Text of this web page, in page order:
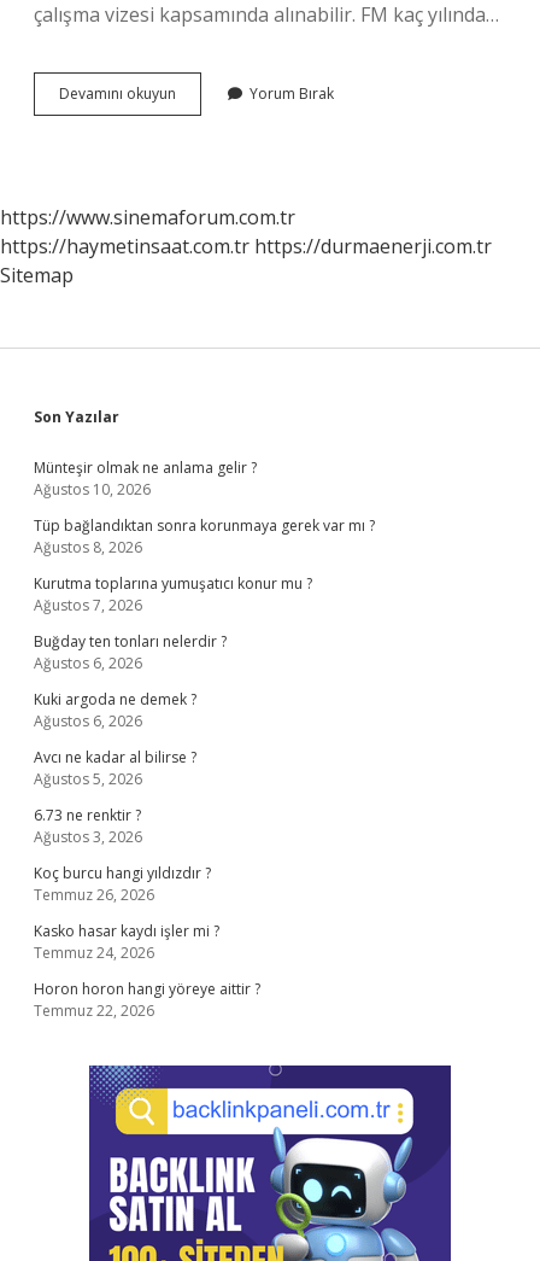
çalışma vizesi kapsamında alınabilir. FM kaç yılında…
Devamını okuyun
Ca
Yorum Bırak
https://www.sinemaforum.com.tr
https://haymetinsaat.com.tr https://durmaenerji.com.tr
Sitemap
Sidebar
Son Yazılar
Münteşir olmak ne anlama gelir ?
Ağustos 10, 2026
Tüp bağlandıktan sonra korunmaya gerek var mı ?
Ağustos 8, 2026
Kurutma toplarına yumuşatıcı konur mu ?
Ağustos 7, 2026
Buğday ten tonları nelerdir ?
Ağustos 6, 2026
Kuki argoda ne demek ?
Ağustos 6, 2026
Avcı ne kadar al bilirse ?
Ağustos 5, 2026
6.73 ne renktir ?
Ağustos 3, 2026
Koç burcu hangi yıldızdır ?
Temmuz 26, 2026
Kasko hasar kaydı işler mi ?
Temmuz 24, 2026
Horon horon hangi yöreye aittir ?
Temmuz 22, 2026